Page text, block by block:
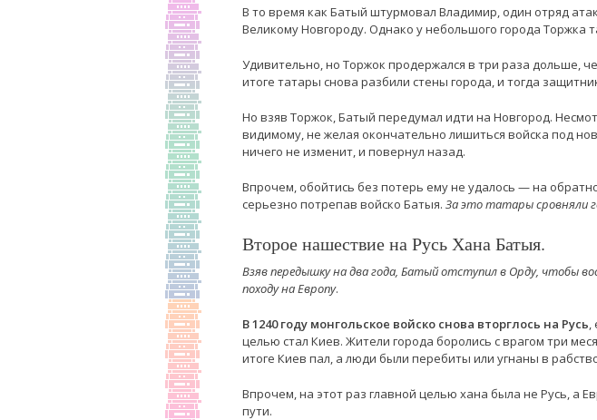
В то время как Батый штурмовал Владимир, один отряд
Великому Новгороду. Однако у небольшого города Торжка
Удивительно, но Торжок продержался в три раза дольше,
итоге татары снова разбили стены города, и тогда
Но взяв Торжок, Батый передумал идти на Новгород.
видимому, не желая окончательно лишиться войска под
ничего не изменит, и повернул назад.
Впрочем, обойтись без потерь ему не удалось — на
серьезно потрепав войско Батыя. За это татары сровняли
Второе нашествие на Русь Хана Батыя.
Взяв передышку на два года, Батый отступил в Орду, чтобы
походу на Европу.
В 1240 году монгольское войско снова вторглось на Русь,
целью стал Киев. Жители города боролись с врагом три
итоге Киев пал, а люди были перебиты или угнаны в
Впрочем, на этот раз главной целью хана была не Русь, а
пути.